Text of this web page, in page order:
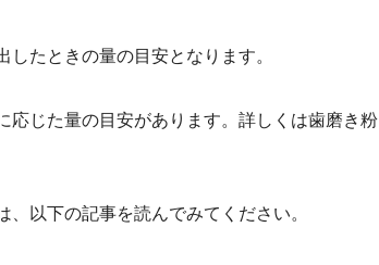
たときの量の目安となります。
応じた量の目安があります。詳しくは歯磨き粉
以下の記事を読んでみてください。